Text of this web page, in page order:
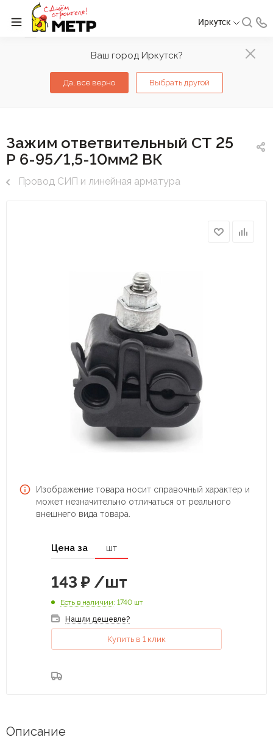
Ваш город Иркутск?
Да, все верно Выбрать другой
Иркутск
Зажим ответвительный СТ 25
Р 6-95/1,5-10мм2 ВК
Провод СИП и линейная арматура
Изображение товара носит справочный характер и
может незначительно отличаться от реального
внешнего вида товара.
Цена за шт
143 ₽ /шт
Есть в наличии: 1740 шт
Нашли дешевле?
Купить в 1 клик
Описание